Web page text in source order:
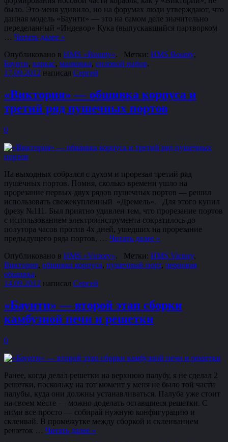
было. Это меня удивило, но на форумах люди утверждают, что
данная модель «Баунти» — это на самом деле значительно
переделанный «Индевор» Кука (выпускавшийся партворком
… Читать далее »
Опубликовано в HMS «Bounty». Метки: HMS Bounty,
Баунти, каркас, малковка, силовой набор.
17.09.2012 написал Сергей
«Виктория» — обшивка корпуса и
третий ряд пушечных портов
0
На выходных собрался с духом и прорезал третий ряд
пушечных портов. Помня, сколько времени ушло на
прорезание первых двух рядов пушечных портов — решил
использовать свежекупленный «Дремель». Для этого купил
фрезу №111. Был приятно удивлен тем, что прорезание портов
с использованием электроинструмента сократилось до
полутора часов против 4х дней, ушедших на прорезание
предыдущего ряда портов, … Читать далее »
Опубликовано в HMS «Victory». Метки: HMS Victory,
Виктория, обшивка корпуса, пушечный порт, черновая
обшивка.
14.09.2012 написал Сергей
«Баунти» — второй этап сборки
камбузной печи и решетки
0
Ранее, когда делал решетки на верхнюю палубу, я не сделал 2
решетки, поскольку на тот момент у меня не было той части
палубы, куда они должны устанавливаться. Палуба уже стоит
на своем месте — можно доделать оставшиеся решетки. С
ними все просто — собирай нужную конфигурацию и
склеивай. В промежутке между сборкой и склеиванием
решеток … Читать далее »